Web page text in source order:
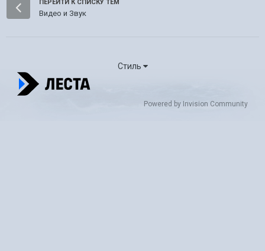
ПЕРЕЙТИ К СПИСКУ ТЕМ
Видео и Звук
Стиль
Powered by Invision Community